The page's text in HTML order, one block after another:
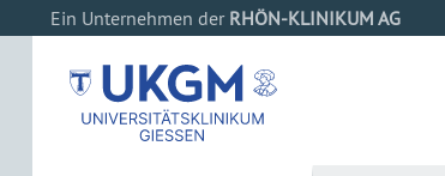
Ein Unternehmen der RHÖN-KLINIKUM AG